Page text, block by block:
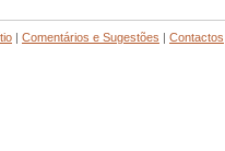
| Comentários e Sugestões | Contactos